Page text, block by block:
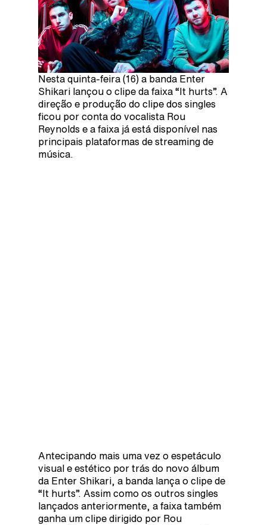
Nesta quinta-feira (16) a banda Enter
Shikari lançou o clipe da faixa “It hurts”. A
direção e produção do clipe dos singles
ficou por conta do vocalista Rou
Reynolds e a faixa já está disponível nas
principais plataformas de streaming de
música.
Antecipando mais uma vez o espetáculo
visual e estético por trás do novo álbum
da Enter Shikari, a banda lança o clipe de
“It hurts”. Assim como os outros singles
lançados anteriormente, a faixa também
ganha um clipe dirigido por Rou